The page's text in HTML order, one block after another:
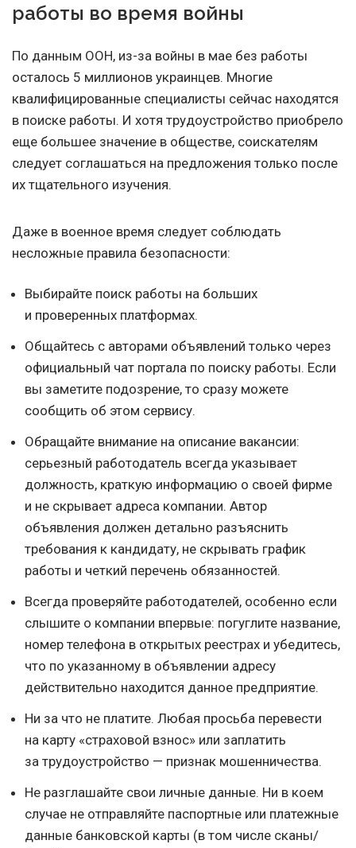
работы во время войны
По данным ООН, из-за войны в мае без работы
осталось 5 миллионов украинцев. Многие
квалифицированные специалисты сейчас находятся
в поиске работы. И хотя трудоустройство приобрело
еще большее значение в обществе, соискателям
следует соглашаться на предложения только после
их тщательного изучения.
Даже в военное время следует соблюдать
несложные правила безопасности:
Выбирайте поиск работы на больших
и проверенных платформах.
Общайтесь с авторами объявлений только через
официальный чат портала по поиску работы. Если
вы заметите подозрение, то сразу можете
сообщить об этом сервису.
Обращайте внимание на описание вакансии:
серьезный работодатель всегда указывает
должность, краткую информацию о своей фирме
и не скрывает адреса компании. Автор
объявления должен детально разъяснить
требования к кандидату, не скрывать график
работы и четкий перечень обязанностей.
Всегда проверяйте работодателей, особенно если
слышите о компании впервые: погуглите название,
номер телефона в открытых реестрах и убедитесь,
что по указанному в объявлении адресу
действительно находится данное предприятие.
Ни за что не платите. Любая просьба перевести
на карту «страховой взнос» или заплатить
за трудоустройство — признак мошенничества.
Не разглашайте свои личные данные. Ни в коем
случае не отправляйте паспортные или платежные
данные банковской карты (в том числе сканы/